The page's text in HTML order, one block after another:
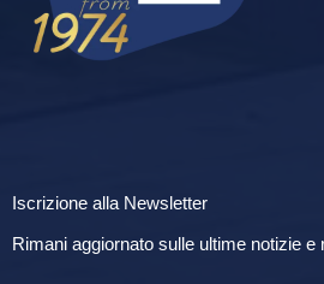
Iscrizione alla Newsletter
Rimani aggiornato sulle ultime notizie e